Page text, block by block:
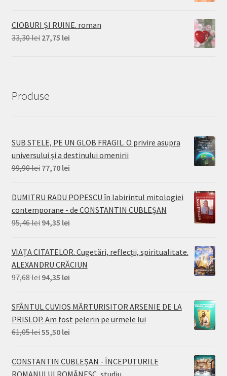
fost:
72,15 lei.
68,82 lei.
CIOBURI ŞI RUINE. roman
33,30lei Prețul
27,75 leiPrețul
Produse
SUB STELE, PE UN GLOB FRAGIL. O privire asupra
universului și a destinului omenirii
99,90lei Prețul
a
99,90 lei.
77,70 leiPrețul
este:
77,70 lei.
DUMITRU RADU POPESCU în labirintul mitologiei
contemporane - de CONSTANTIN CUBLEȘAN
95,46lei Prețul
a
fost:
95,46 lei.
94,35 leiPrețul
este:
94,35 lei.
VIAȚA CITATELOR. Cugetări, reflecții, spiritualitate.
ALEXANDRU CRĂCIUN
97,68lei Prețul
a
fost:
97,68 lei.
94,35 leiPrețul
este:
94,35 lei.
SFÂNTUL CUVIOS MĂRTURISITOR ARSENIE DE LA
PRISLOP. Am fost pelerin pe urmele lui
61,05leiPrețul
a
fost:
55,50 leiPrețul
este:
55,50 lei.
CONSTANTIN CUBLEȘAN - ÎNCEPUTURILE